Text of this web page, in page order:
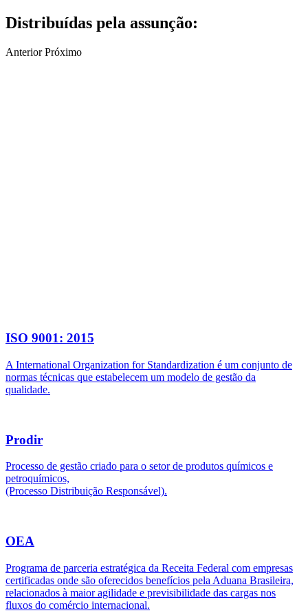
Distribuídas pela assunção:
Anterior Próximo
ISO 9001: 2015
A International Organization for Standardization é um conjunto de
normas técnicas que estabelecem um modelo de gestão da
qualidade.
Prodir
Processo de gestão criado para o setor de produtos químicos e
petroquímicos,
(Processo Distribuição Responsável).
OEA
Programa de parceria estratégica da Receita Federal com empresas
certificadas onde são oferecidos benefícios pela Aduana Brasileira,
relacionados à maior agilidade e previsibilidade das cargas nos
fluxos do comércio internacional.